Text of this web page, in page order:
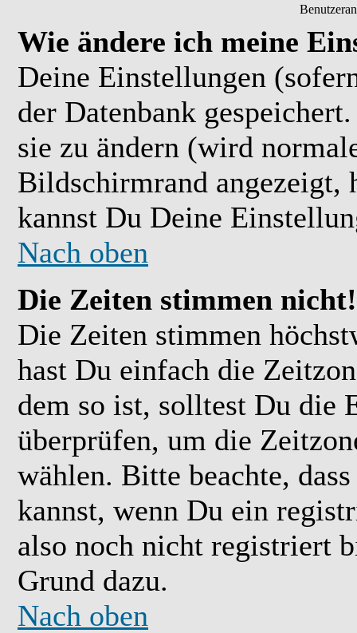
Wie ändere ich meine
Deine Einstellungen
der Datenbank
sie zu ändern (wird
Bildschirmrand angezeigt,
kannst Du Deine
Nach oben
Die Zeiten stimmen nicht!
Die Zeiten stimmen
hast Du einfach die
dem so ist, solltest Du die
überprüfen, um die
wählen. Bitte beachte,
kannst, wenn Du ein
also noch nicht registriert
Grund dazu.
Nach oben